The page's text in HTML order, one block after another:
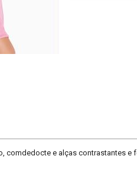
comdedocte e alças contrastantes e